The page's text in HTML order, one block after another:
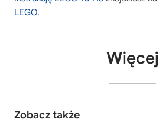
LEGO.
Więcej
Zobacz także